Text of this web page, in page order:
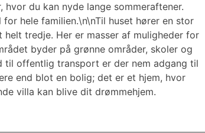
du kan nyde lange sommeraftener.
hele familien.\n\nTil huset hører en stor
tredje. Her er masser af muligheder for
byder på grønne områder, skoler og
til offentlig transport er der nem adgang til
end blot en bolig; det er et hjem, hvor
villa kan blive dit drømmehjem.